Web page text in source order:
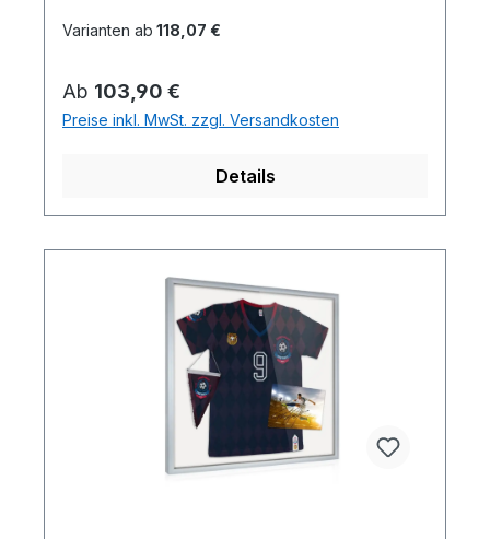
Varianten ab 118,07 €
Regulärer Preis:
Ab 103,90 €
Preise inkl. MwSt. zzgl. Versandkosten
Details